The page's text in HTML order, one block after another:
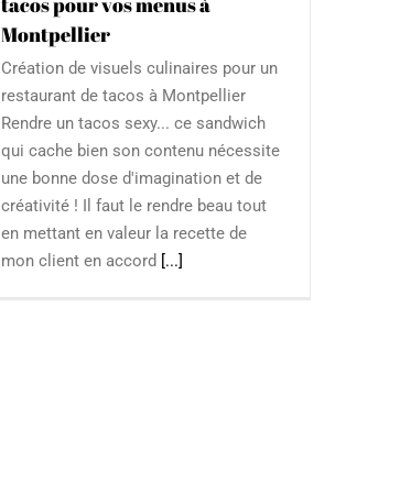
Montpellier
Création de visuels culinaires pour un
restaurant de tacos à Montpellier
Rendre un tacos sexy... ce sandwich
qui cache bien son contenu nécessite
une bonne dose d'imagination et de
créativité ! Il faut le rendre beau tout
en mettant en valeur la recette de
mon client en accord [...]